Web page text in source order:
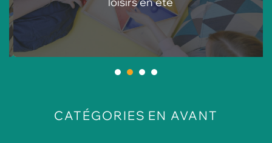
CATÉGORIES EN AVANT